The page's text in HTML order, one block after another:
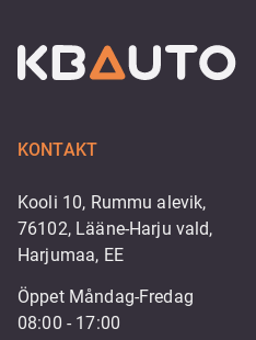
KONTAKT
Kooli 10, Rummu alevik,
76102, Lääne-Harju vald,
Harjumaa, EE
Öppet Måndag-Fredag
08:00 - 17:00